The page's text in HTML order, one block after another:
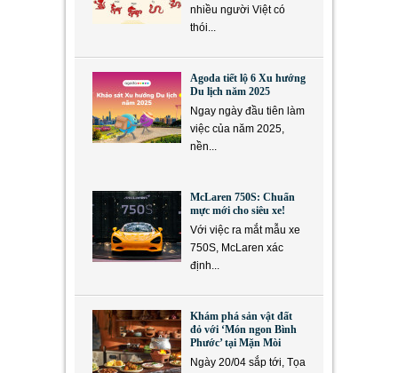
nhiều người Việt có
thói...
Agoda tiết lộ 6 Xu hướng
Du lịch năm 2025
Ngay ngày đầu tiên làm
việc của năm 2025,
nền...
McLaren 750S: Chuẩn
mực mới cho siêu xe!
Với việc ra mắt mẫu xe
750S, McLaren xác
định...
Khám phá sản vật đất
đỏ với ‘Món ngon Bình
Phước’ tại Mặn Mòi
Ngày 20/04 sắp tới, Tọa